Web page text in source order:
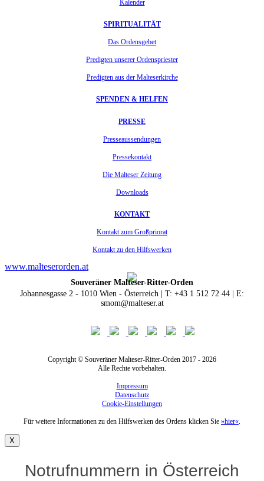
Kalender
SPIRITUALITÄT
Das Ordensgebet
Predigten unserer Ordenspriester
Predigten aus der Malteserkirche
SPENDEN & HELFEN
PRESSE
Presseaussendungen
Pressekontakt
Die Malteser Zeitung
Downloads
KONTAKT
Kontakt zum Großpriorat
Kontakt zu den Hilfswerken
www.malteserorden.at
Souveräner Malteser-Ritter-Orden
Johannesgasse 2 - 1010 Wien - Österreich | T: +43 1 512 72 44 | E:
smom@malteser.at
Copyright © Souveräner Malteser-Ritter-Orden 2017 - 2026
Alle Rechte vorbehalten.
Impressum
Datenschutz
Cookie-Einstellungen
Für weitere Informationen zu den Hilfswerken des Ordens klicken Sie »hier«.
X
Notrufnummern in Österreich